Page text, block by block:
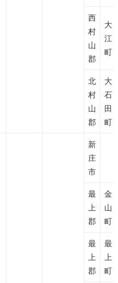
西
村
山
郡
大
江
町
北
村
山
郡
大
石
田
町
新
庄
市
最
上
郡
金
山
町
最
上
郡
最
上
町